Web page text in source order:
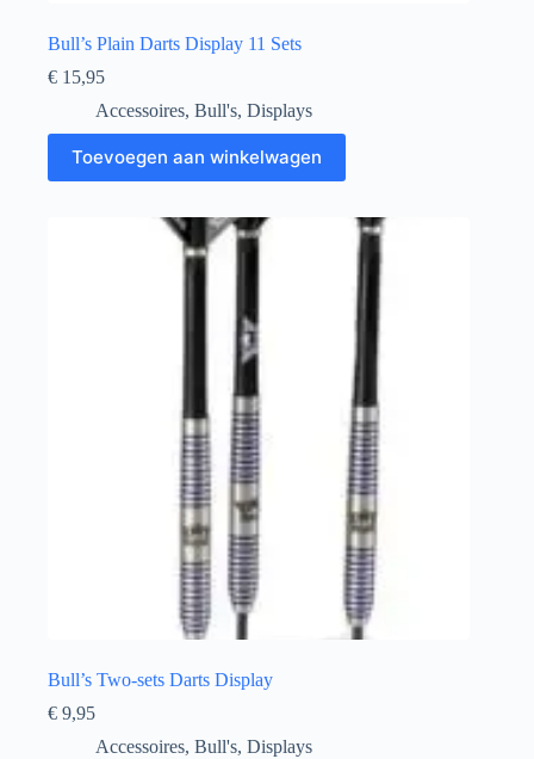
Bull’s Plain Darts Display 11 Sets
€ 15,95
Accessoires, Bull's, Displays
Toevoegen aan winkelwagen
Bull’s Two-sets Darts Display
€ 9,95
Accessoires, Bull's, Displays